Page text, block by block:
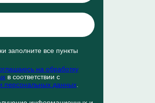
заполните все пункты
на обработку
в соответствии с
персональных данных